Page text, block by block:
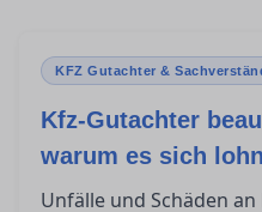
KFZ Gutachter &
Kfz-Gutachter
warum es sich
Unfälle und Schäden